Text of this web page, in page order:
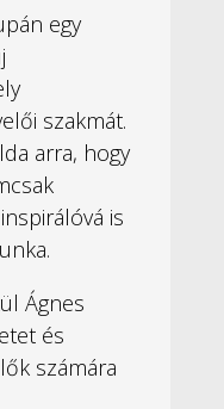
egy
szakmát.
arra, hogy
is
Ágnes
és
számára